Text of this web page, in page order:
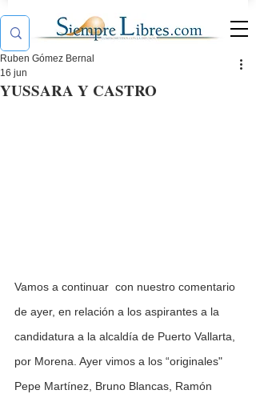
YUSSARA Y CASTRO
Ruben Gómez Bernal
16 jun
Vamos a continuar  con nuestro comentario
de ayer, en relación a los aspirantes a la
candidatura a la alcaldía de Puerto Vallarta,
por Morena. Ayer vimos a los “originales"
Pepe Martínez, Bruno Blancas, Ramón